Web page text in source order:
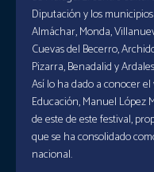
Diputación y los
Almáchar, Monda,
Cuevas del Becerro,
Pizarra, Benadalid y
Así lo ha dado a conocer
Educación, Manuel López
de este de este festival,
que se ha consolidado
nacional.